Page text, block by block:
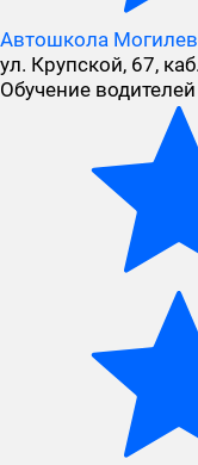
Автошкола
ул. Крупской, 67,
Обучение